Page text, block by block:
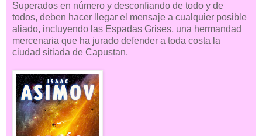
Superados en número y desconfiando de todo y de
todos, deben hacer llegar el mensaje a cualquier posible
aliado, incluyendo las Espadas Grises, una hermandad
mercenaria que ha jurado defender a toda costa la
ciudad sitiada de Capustan.